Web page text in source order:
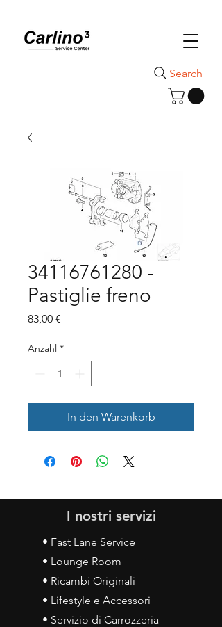
Search
34116761280 -
Pastiglie freno
83,00 €
Anzahl *
In den Warenkorb
I nostri servizi
• Fast Lane Service
• Lounge Room
• Ricambi Originali
• Lifestyle e Accessori
• Servizio di Carrozzeria